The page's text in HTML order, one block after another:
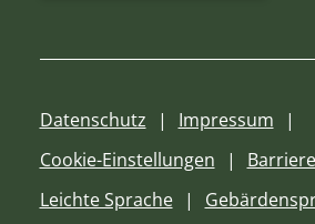
Datenschutz
Impressum
Cookie-Einstellungen
Leichte Sprache